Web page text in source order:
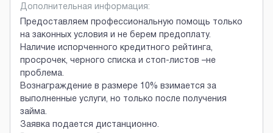
Дополнительная информация:
Предоставляем профессиональную помощь только
на законных условия и не берем предоплату.
Наличие испорченного кредитного рейтинга,
просрочек, черного списка и стоп-листов –не
проблема.
Вознаграждение в размере 10% взимается за
выполненные услуги, но только после получения
займа.
Заявка подается дистанционно.